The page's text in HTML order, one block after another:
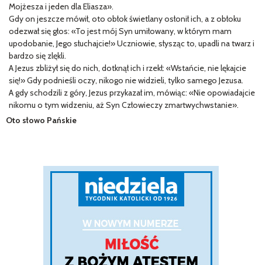
Mojżesza i jeden dla Eliasza».
Gdy on jeszcze mówił, oto obłok świetlany osłonił ich, a z obłoku
odezwał się głos: «To jest mój Syn umiłowany, w którym mam
upodobanie, Jego słuchajcie!» Uczniowie, słysząc to, upadli na twarz i
bardzo się zlękli.
A Jezus zbliżył się do nich, dotknął ich i rzekł: «Wstańcie, nie lękajcie
się!» Gdy podnieśli oczy, nikogo nie widzieli, tylko samego Jezusa.
A gdy schodzili z góry, Jezus przykazał im, mówiąc: «Nie opowiadajcie
nikomu o tym widzeniu, aż Syn Człowieczy zmartwychwstanie».
Oto słowo Pańskie